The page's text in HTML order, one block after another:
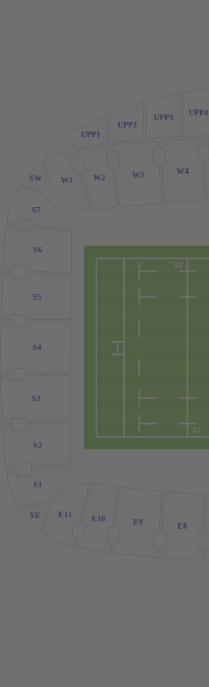
W4
W3
W2
W1
SW
E8
E9
E10
E1 1
SE
UPP4
UPP3
UPP2
UPP1
S1
S2
S3
S4
S5
S6
S7